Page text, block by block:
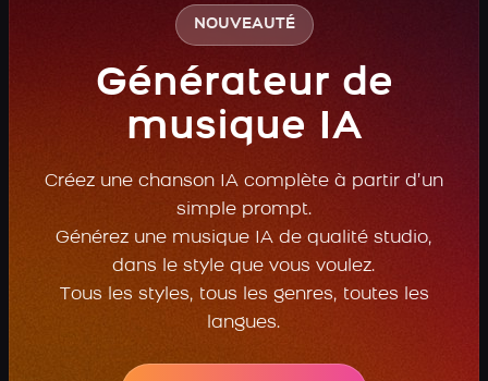
NOUVEAUTÉ
Générateur de
musique IA
Créez une chanson IA complète à partir d’un
simple prompt.
Générez une musique IA de qualité studio,
dans le style que vous voulez.
Tous les styles, tous les genres, toutes les
langues.